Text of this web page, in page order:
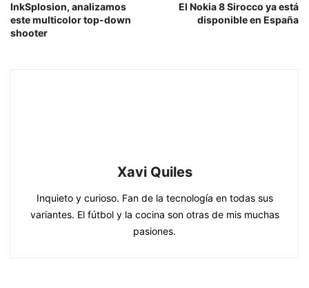
InkSplosion, analizamos
este multicolor top-down
shooter
El Nokia 8 Sirocco ya está
disponible en España
Xavi Quiles
Inquieto y curioso. Fan de la tecnología en todas sus
variantes. El fútbol y la cocina son otras de mis muchas
pasiones.